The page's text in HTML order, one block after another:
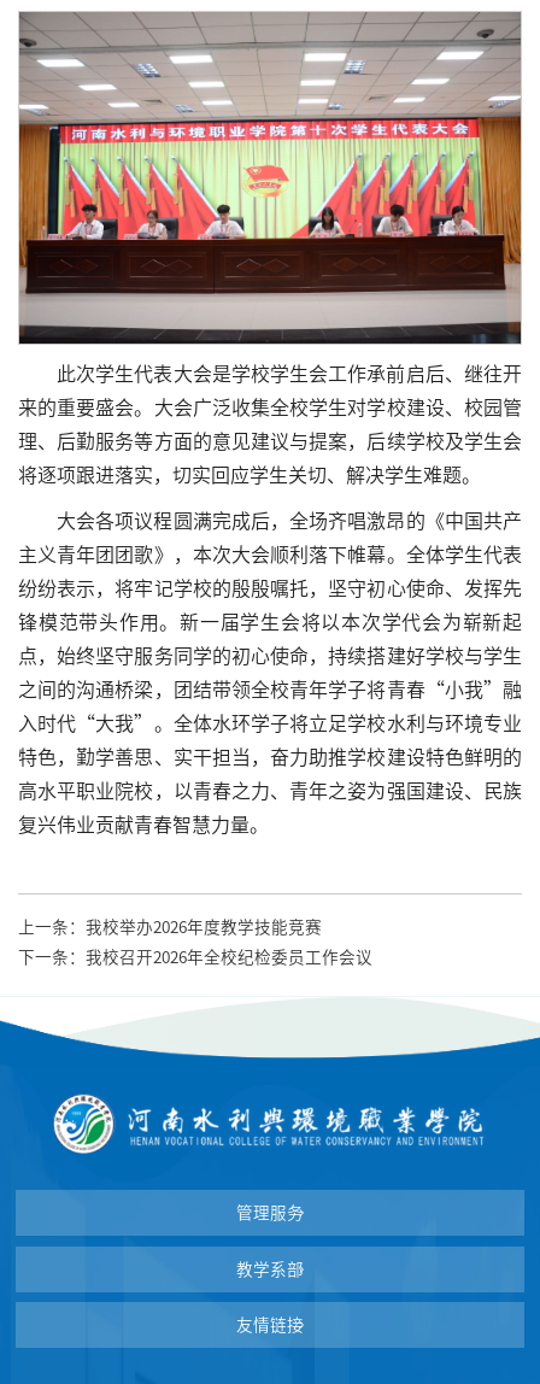
此次学生代表大会是学校学生会工作承前启后、继往开
来的重要盛会。大会广泛收集全校学生对学校建设、校园管
理、后勤服务等方面的意见建议与提案，后续学校及学生会
将逐项跟进落实，切实回应学生关切、解决学生难题。
大会各项议程圆满完成后，全场齐唱激昂的《中国共产
主义青年团团歌》，本次大会顺利落下帷幕。全体学生代表
纷纷表示，将牢记学校的殷殷嘱托，坚守初心使命、发挥先
锋模范带头作用。新一届学生会将以本次学代会为崭新起
点，始终坚守服务同学的初心使命，持续搭建好学校与学生
之间的沟通桥梁，团结带领全校青年学子将青春“小我”融
入时代“大我”。全体水环学子将立足学校水利与环境专业
特色，勤学善思、实干担当，奋力助推学校建设特色鲜明的
高水平职业院校，以青春之力、青年之姿为强国建设、民族
复兴伟业贡献青春智慧力量。
上一条： 我校举办2026年度教学技能竞赛
下一条： 我校召开2026年全校纪检委员工作会议
管理服务
教学系部
友情链接